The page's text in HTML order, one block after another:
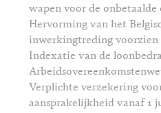
wapen voor de onbetaalde
Hervorming van het
inwerkingtreding voorzien
Indexatie van de
Verplichte verzekering
aansprakelijkheid vanaf 1